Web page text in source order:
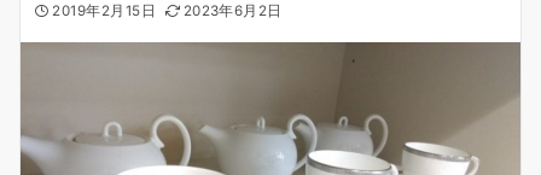
2019年2月15日 2023年6月2日